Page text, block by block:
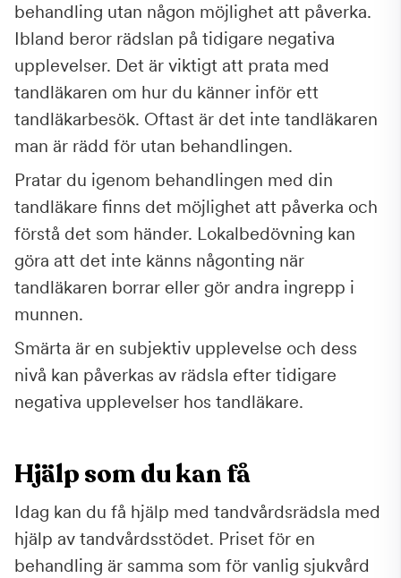
behandling utan någon möjlighet att påverka.
Ibland beror rädslan på tidigare negativa
upplevelser. Det är viktigt att prata med
tandläkaren om hur du känner inför ett
tandläkarbesök. Oftast är det inte tandläkaren
man är rädd för utan behandlingen.
Pratar du igenom behandlingen med din
tandläkare finns det möjlighet att påverka och
förstå det som händer. Lokalbedövning kan
göra att det inte känns någonting när
tandläkaren borrar eller gör andra ingrepp i
munnen.
Smärta är en subjektiv upplevelse och dess
nivå kan påverkas av rädsla efter tidigare
negativa upplevelser hos tandläkare.
Hjälp som du kan få
Idag kan du få hjälp med tandvårdsrädsla med
hjälp av tandvårdsstödet. Priset för en
behandling är samma som för vanlig sjukvård